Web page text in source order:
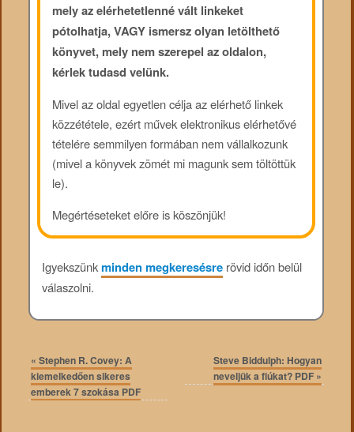
mely az elérhetetlenné vált linkeket
pótolhatja, VAGY ismersz olyan letölthető
könyvet, mely nem szerepel az oldalon,
kérlek tudasd velünk.
Mivel az oldal egyetlen célja az elérhető linkek
közzététele, ezért művek elektronikus elérhetővé
tételére semmilyen formában nem vállalkozunk
(mivel a könyvek zömét mi magunk sem töltöttük
le).
Megértéseteket előre is köszönjük!
Igyekszünkminden megkeresésrerövid időn belül
válaszolni.
« Stephen R. Covey: A
kiemelkedően sikeres
emberek 7 szokása PDF
Steve Biddulph: Hogyan
neveljük a fiúkat? PDF »